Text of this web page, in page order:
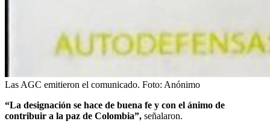
Las AGC emitieron el comunicado. Foto: Anónimo
“La designación se hace de buena fe y con el ánimo de
contribuir a la paz de Colombia”, señalaron.